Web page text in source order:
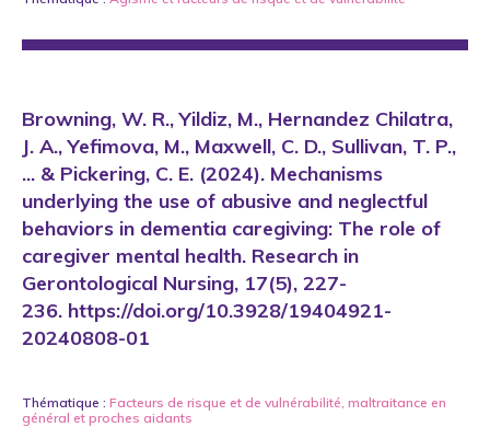
Browning, W. R., Yildiz, M., Hernandez Chilatra,
J. A., Yefimova, M., Maxwell, C. D., Sullivan, T. P.,
... & Pickering, C. E. (2024). Mechanisms
underlying the use of abusive and neglectful
behaviors in dementia caregiving: The role of
caregiver mental health. Research in
Gerontological Nursing, 17(5), 227-
236. https://doi.org/10.3928/19404921-
20240808-01
Thématique : Facteurs de risque et de vulnérabilité, maltraitance en
général et proches aidants